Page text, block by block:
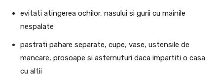
evitati atingerea ochilor, nasului si gurii cu mainile
nespalate
pastrati pahare separate, cupe, vase, ustensile de
mancare, prosoape si asternuturi daca impartiti o casa
cu altii